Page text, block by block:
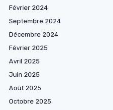
Février 2024
Septembre 2024
Décembre 2024
Février 2025
Avril 2025
Juin 2025
Août 2025
Octobre 2025